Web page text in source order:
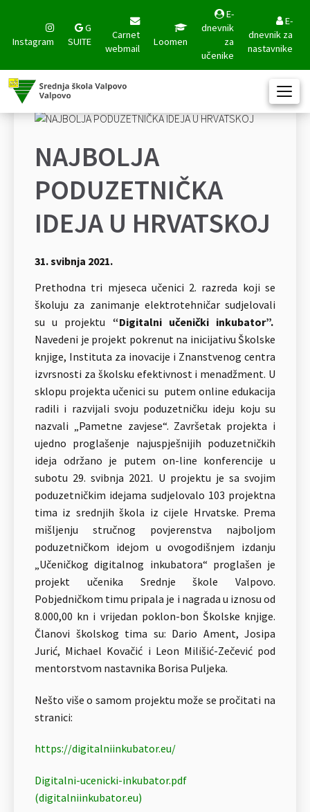
Instagram
G
SUITE
Carnet
webmail
Loomen
E-
dnevnik
za
učenike
E-
dnevnik za
nastavnike
NAJBOLJA
PODUZETNIČKA
IDEJA U HRVATSKOJ
31. svibnja 2021.
Prethodna tri mjeseca učenici 2. razreda koji se
školuju za zanimanje elektrotehničar sudjelovali
su u projektu “Digitalni učenički inkubator”.
Navedeni je projekt pokrenut na inicijativu Školske
knjige, Instituta za inovacije i Znanstvenog centra
izvrsnosti za školsku efektivnost i menadžment. U
sklopu projekta učenici su putem online edukacija
radili i razvijali svoju poduzetničku ideju koju su
nazvali „Pametne zavjese“. Završetak projekta i
ujedno proglašenje najuspješnijih poduzetničkih
ideja održano je putem on-line konferencije u
subotu 29. svibnja 2021. U projektu je sa svojim
poduzetničkim idejama sudjelovalo 103 projektna
tima iz srednjih škola iz cijele Hrvatske. Prema
mišljenju stručnog povjerenstva najboljom
poduzetničkom idejom u ovogodišnjem izdanju
„Učeničkog digitalnog inkubatora“ proglašen je
projekt učenika Srednje škole Valpovo.
Pobjedničkom timu pripala je i nagrada u iznosu od
8.000,00 kn i vrijedan poklon-bon Školske knjige.
Članovi školskog tima su: Dario Ament, Josipa
Jurić, Michael Kovačić i Leon Milišić-Zečević pod
mentorstvom nastavnika Borisa Puljeka.
Nešto više o samom projektu može se pročitati na
stranici:
https://digitalniinkubator.eu/
Digitalni-ucenicki-inkubator.pdf
(digitalniinkubator.eu)